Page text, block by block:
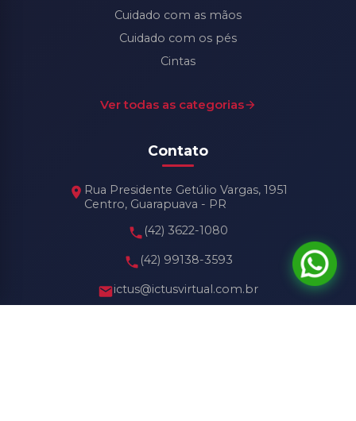
Cuidado com as mãos
Cuidado com os pés
Cintas
Ver todas as categorias
Contato
Rua Presidente Getúlio Vargas, 1951
Centro, Guarapuava - PR
(42) 3622-1080
(42) 99138-3593
ictus@ictusvirtual.com.br